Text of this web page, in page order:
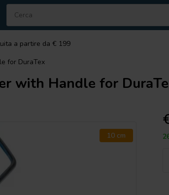
a partire da € 199
for DuraTex
with Handle for
10 cm